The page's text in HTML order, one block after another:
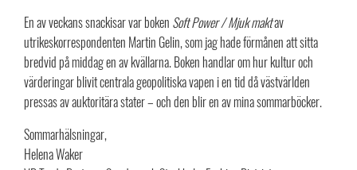
En av veckans snackisar var boken Soft Power / Mjuk maktav
utrikeskorrespondenten Martin Gelin, som jag hade förmånen att sitta
bredvid på middag en av kvällarna. Boken handlar om hur kultur och
värderingar blivit centrala geopolitiska vapen i en tid då västvärlden
pressas av auktoritära stater – och den blir en av mina sommarböcker.
Sommarhälsningar,
Helena Waker